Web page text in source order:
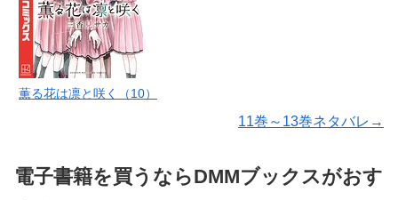
薫る花は凛と咲く（10）
11巻～13巻ネタバレ→
電子書籍を買うならDMMブックスがおす